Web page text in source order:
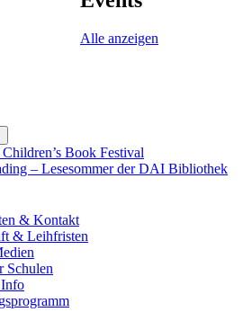
Alle anzeigen
submenu
Book Festival
– Lesesommer der DAI Bibliothek
& Kontakt
& Leihfristen
Schulen